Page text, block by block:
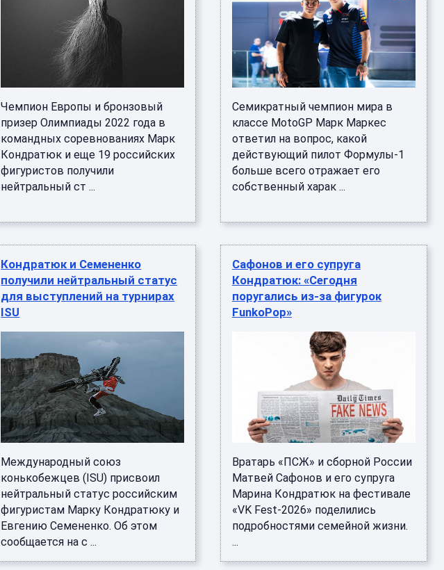
Чемпион Европы и бронзовый
призер Олимпиады 2022 года в
командных соревнованиях Марк
Кондратюк и еще 19 российских
фигуристов получили
нейтральный ст ...
Семикратный чемпион мира в
классе MotoGP Марк Маркес
ответил на вопрос, какой
действующий пилот Формулы-1
больше всего отражает его
собственный харак ...
Кондратюк и Семененко
получили нейтральный статус
для выступлений на турнирах
ISU
Международный союз
конькобежцев (ISU) присвоил
нейтральный статус российским
фигуристам Марку Кондратюку и
Евгению Семененко. Об этом
сообщается на с ...
Сафонов и его супруга
Кондратюк: «Сегодня
поругались из-за фигурок
FunkoPop»
Вратарь «ПСЖ» и сборной России
Матвей Сафонов и его супруга
Марина Кондратюк на фестивале
«VK Fest-2026» поделились
подробностями семейной жизни.
...